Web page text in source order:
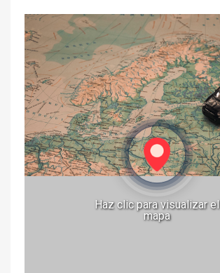
Haz clic para visualizar el
mapa